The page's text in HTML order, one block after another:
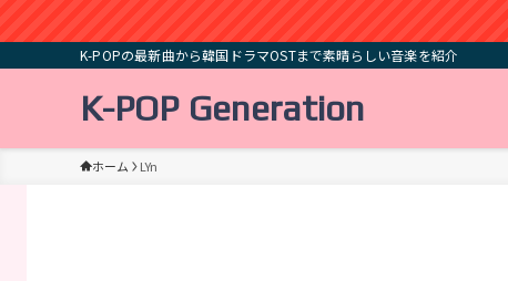
K-POPの最新曲から韓国ドラマOSTまで素晴らしい音楽を紹介
K-POP Generation
ホーム LYn